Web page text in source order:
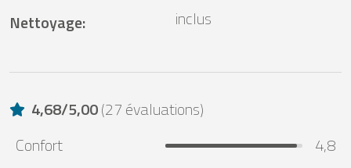
Nettoyage: inclus
4,68/5,00(27 évaluations)
Confort
4,8